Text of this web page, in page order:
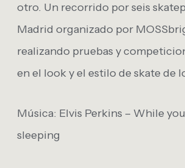
otro. Un recorrido por seis
Madrid organizado por
realizando pruebas y
en el look y el estilo de skate de
Música: Elvis Perkins – While
sleeping